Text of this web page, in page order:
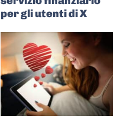
per gli utenti di X